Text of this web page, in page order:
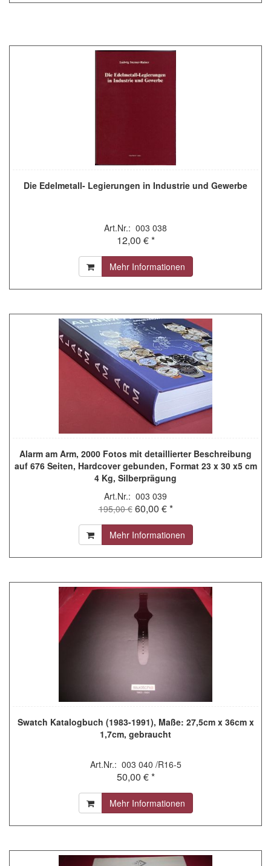
Die Edelmetall- Legierungen in Industrie und Gewerbe
Art.Nr.: 003 038
12,00 € *
Mehr Informationen
Alarm am Arm, 2000 Fotos mit detaillierter Beschreibung
auf 676 Seiten, Hardcover gebunden, Format 23 x 30 x5 cm
4 Kg, Silberprägung
Art.Nr.: 003 039
195,00 € 60,00 € *
Mehr Informationen
Swatch Katalogbuch (1983-1991), Maße: 27,5cm x 36cm x
1,7cm, gebraucht
Art.Nr.: 003 040 /R16-5
50,00 € *
Mehr Informationen